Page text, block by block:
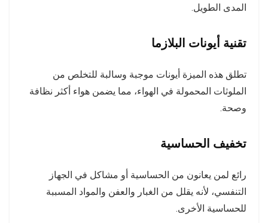
المدى الطويل.
تقنية أيونات البلازما
تطلق هذه الميزة أيونات موجبة وسالبة للتخلص من
الملوثات المحمولة في الهواء، مما يضمن هواء أكثر نظافة
وصحة.
تخفيف الحساسية
رائع لمن يعانون من الحساسية أو مشاكل في الجهاز
التنفسي، لأنه يقلل من الغبار والعفن والمواد المسببة
للحساسية الأخرى.